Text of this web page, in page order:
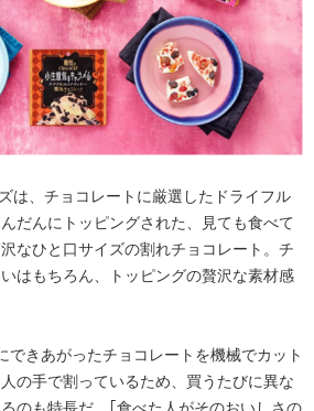
は、チョコレートに厳選したドライフル
だんにトッピングされた、見ても食べて
なひと口サイズの割れチョコレート。チ
はもちろん、トッピングの贅沢な素材感
できあがったチョコレートを機械でカット
の手で割っているため、買うたびに異な